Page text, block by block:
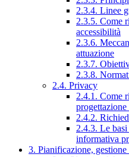
2.3.4. Linee
2.3.5. Come
accessibilità
2.3.6.
attuazione
2.3.7.
2.3.8.
2.4. Privacy
2.4.1. Come
2.4.2.
2.4.3. Le
informativa
3. Pianificazione, gestione